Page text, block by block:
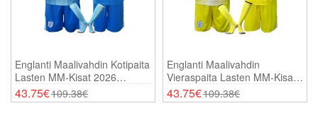
Englanti Maalivahdin Kotipaita
Lasten MM-Kisat 2026
Pitkähihainen (+ Shortsit)
43.75€109.38€
Englanti Maalivahdin
Vieraspaita Lasten MM-Kisat
2026 Pitkähihainen (+
Shortsit)
43.75€109.38€